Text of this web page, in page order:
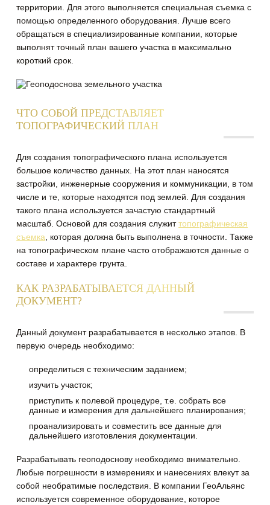
территории.
Для этого выполняется специальная съемка с
помощью определенного оборудования. Лучше всего
обращаться в специализированные компании, которые
выполнят точный план вашего участка в максимально
короткий срок.
ЧТО СОБОЙ ПРЕДСТАВЛЯЕТ
ТОПОГРАФИЧЕСКИЙ ПЛАН
Для создания топографического плана используется
большое количество данных. На этот план наносятся
застройки, инженерные сооружения и коммуникации, в том
числе и те, которые находятся под землей. Для создания
такого плана используется зачастую стандартный
масштаб. Основой для создания служиттопографическая
съемка , которая должна быть выполнена в точности. Также
на топографическом плане часто отображаются данные о
составе и характере грунта.
КАК РАЗРАБАТЫВАЕТСЯ ДАННЫЙ
ДОКУМЕНТ?
Данный документ разрабатывается в несколько этапов. В
первую очередь необходимо:
определиться с техническим заданием;
изучить участок;
приступить к полевой процедуре, т.е. собрать все
данные и измерения для дальнейшего планирования;
проанализировать и совместить все данные для
дальнейшего изготовления документации.
Разрабатывать геоподоснову необходимо внимательно.
Любые погрешности в измерениях и нанесениях влекут за
собой необратимые последствия. В компании ГеоАльянс
используется современное оборудование, которое